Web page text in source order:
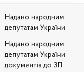
Надано народним
депутатам України
Надано народним
депутатам України
документів до ЗП